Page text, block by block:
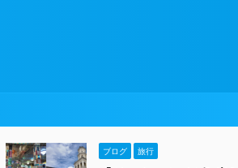
ブログ 旅行